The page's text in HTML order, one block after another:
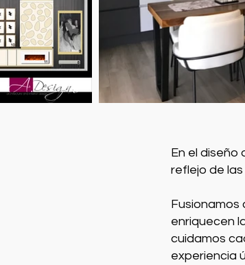
En el diseño
reflejo de
Fusionamos
enriquecen
cuidamos
experiencia